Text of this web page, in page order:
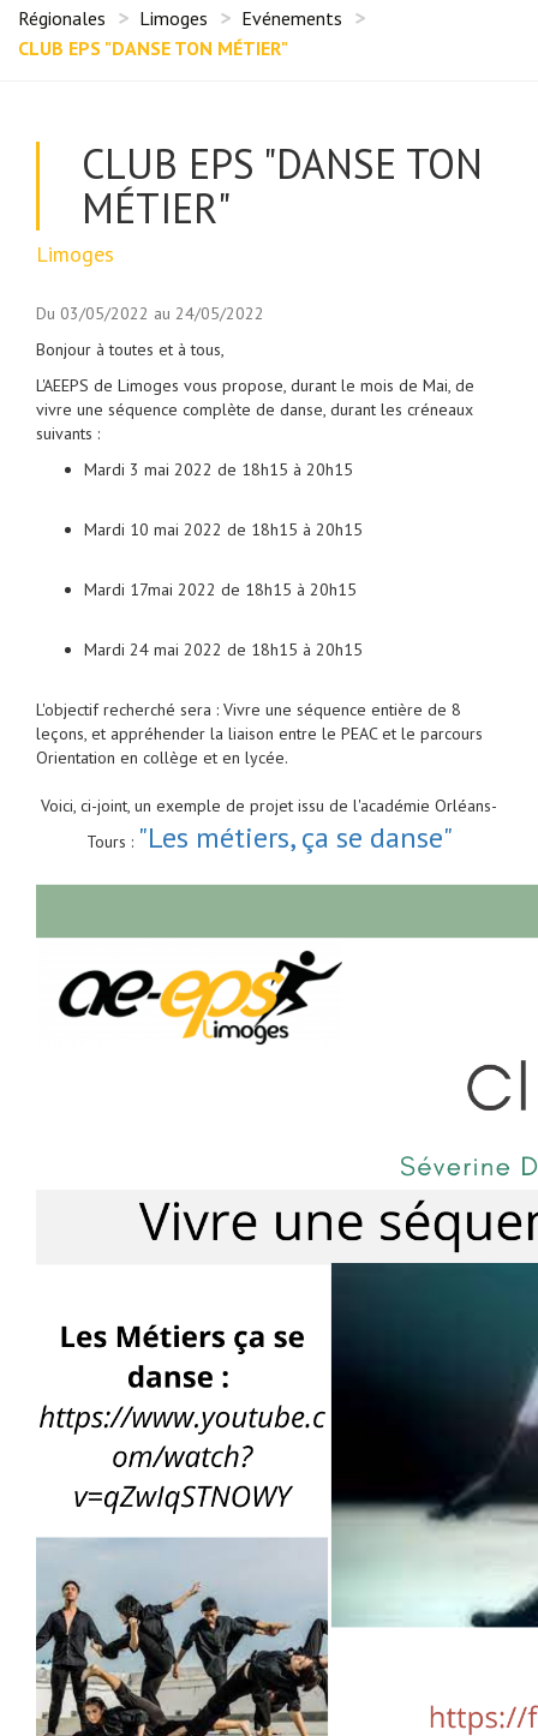
Régionales Limoges
Evénements
CLUB EPS "DANSE TON MÉTIER"
CLUB EPS "DANSE TON
MÉTIER"
Limoges
Du 03/05/2022 au 24/05/2022
Bonjour à toutes et à tous,
L'AEEPS de Limoges vous propose, durant le mois de Mai, de
vivre une séquence complète de danse, durant les créneaux
suivants :
Mardi 3 mai 2022 de 18h15 à 20h15
Mardi 10 mai 2022 de 18h15 à 20h15
Mardi 17mai 2022 de 18h15 à 20h15
Mardi 24 mai 2022 de 18h15 à 20h15
L'objectif recherché sera : Vivre une séquence entière de 8
leçons, et appréhender la liaison entre le PEAC et le parcours
Orientation en collège et en lycée.
Voici, ci-joint, un exemple de projet issu de l'académie Orléans-
Tours : "Les métiers, ça se danse"